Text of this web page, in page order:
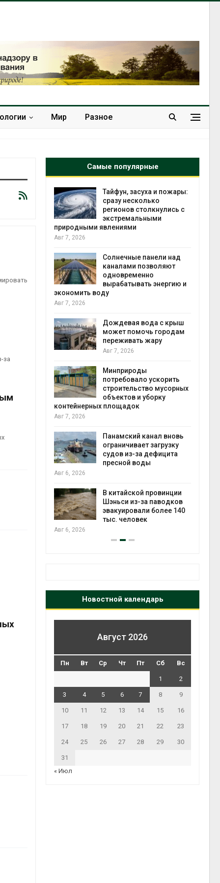
Мир Разное
за
Самые популярные
вес
Тайфун, засуха и пожары:
сразу несколько
регионов столкнулись с
экстремальными
природными явлениями
Авг 7, 2026
Солнечные панели над
каналами позволяют
одновременно
вырабатывать энергию и
экономить воду
Авг 7, 2026
Дождевая вода с крыш
может помочь городам
переживать жару
Авг 7, 2026
Минприроды
потребовало ускорить
строительство мусорных
объектов и уборку
контейнерных площадок
Авг 7, 2026
Панамский канал вновь
ограничивает загрузку
судов из-за дефицита
пресной воды
Авг 6, 2026
В китайской провинции
Шэньси из-за паводков
эвакуировали более 140
тыс. человек
Авг 6, 2026
Новостной календарь
Август 2026
Пн Вт Ср Чт Пт Сб Вс
1 2
3 4 5 6 7 8 9
10 11 12 13 14 15 16
17 18 19 20 21 22 23
24 25 26 27 28 29 30
31
« Июл